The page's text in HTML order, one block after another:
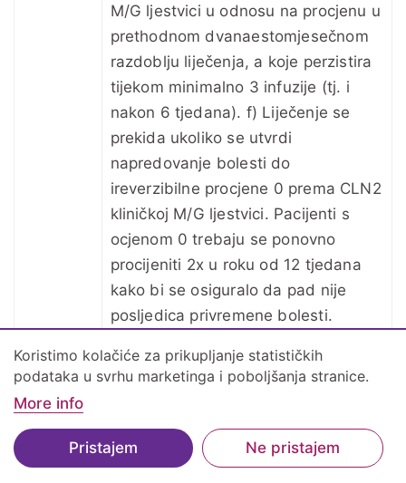
M/G ljestvici u odnosu na procjenu u
prethodnom dvanaestomjesečnom
razdoblju liječenja, a koje perzistira
tijekom minimalno 3 infuzije (tj. i
nakon 6 tjedana). f) Liječenje se
prekida ukoliko se utvrdi
napredovanje bolesti do
ireverzibilne procjene 0 prema CLN2
kliničkoj M/G ljestvici. Pacijenti s
ocjenom 0 trebaju se ponovno
procijeniti 2x u roku od 12 tjedana
kako bi se osiguralo da pad nije
posljedica privremene bolesti.
NB101
Samo kod izmjerenog manjka
(manje od 70% antitrombina III), po
transfuziologa.
1. Prije i poslijeoperacijska profilaksa
Sadržaj
Koristimo kolačiće za prikupljanje statističkih
podataka u svrhu marketinga i poboljšanja stranice.
More info
Pristajem Ne pristajem